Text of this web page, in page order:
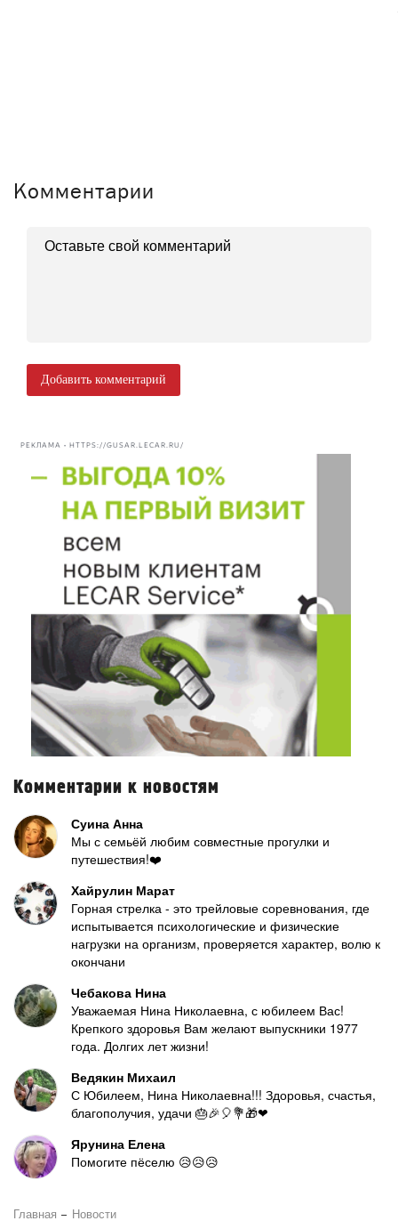
Комментарии
Добавить комментарий
РЕКЛАМА • HTTPS://GUSAR.LECAR.RU/
Комментарии к новостям
Суина Анна
Мы с семьёй любим совместные прогулки и
путешествия!❤️
Хайрулин Марат
Горная стрелка - это трейловые соревнования, где
испытывается психологические и физические
нагрузки на организм, проверяется характер, волю к
окончани
Чебакова Нина
Уважаемая Нина Николаевна, с юбилеем Вас!
Крепкого здоровья Вам желают выпускники 1977
года. Долгих лет жизни!
Ведякин Михаил
С Юбилеем, Нина Николаевна!!! Здоровья, счастья,
благополучия, удачи 🎂🎉🎈💐🎁❤
Ярунина Елена
Помогите пёселю 😥😥😥
Главная Новости